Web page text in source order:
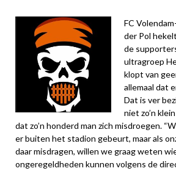
FC
der Pol
de
ultragroep
klopt van
allemaal dat
Dat is ver
niet zo’n
dat zo’n honderd man zich misdroegen.
er buiten het stadion gebeurt, maar als
daar misdragen, willen we graag weten
ongeregeldheden kunnen volgens de